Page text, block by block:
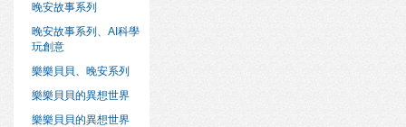
晚安故事系列
晚安故事系列、AI科學
玩創意
樂樂貝貝、晚安系列
樂樂貝貝的異想世界
樂樂貝貝的異想世界